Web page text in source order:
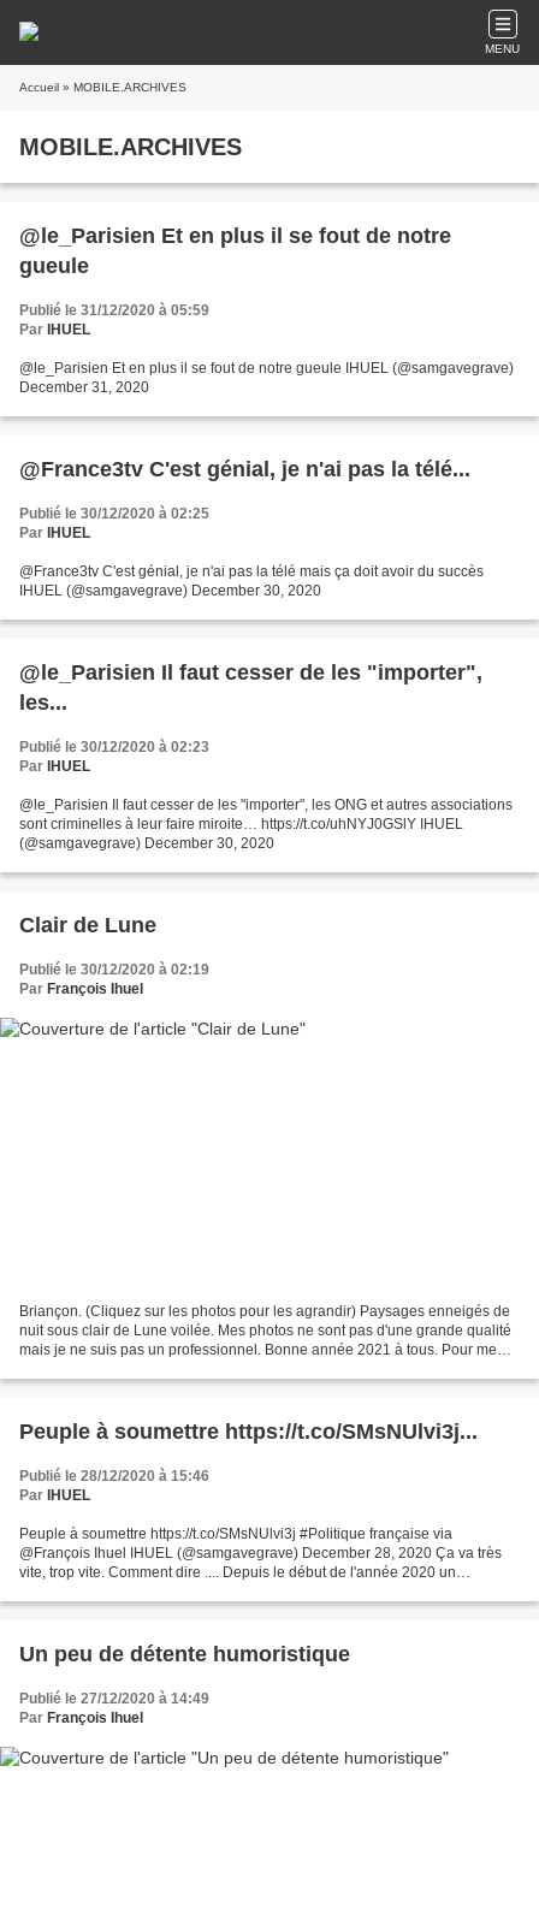
MENU
Accueil » MOBILE.ARCHIVES
MOBILE.ARCHIVES
@le_Parisien Et en plus il se fout de notre
gueule
Publié le 31/12/2020 à 05:59
Par IHUEL
@le_Parisien Et en plus il se fout de notre gueule IHUEL (@samgavegrave)
December 31, 2020
@France3tv C'est génial, je n'ai pas la télé...
Publié le 30/12/2020 à 02:25
Par IHUEL
@France3tv C'est génial, je n'ai pas la télé mais ça doit avoir du succès
IHUEL (@samgavegrave) December 30, 2020
@le_Parisien Il faut cesser de les "importer",
les...
Publié le 30/12/2020 à 02:23
Par IHUEL
@le_Parisien Il faut cesser de les "importer", les ONG et autres associations
sont criminelles à leur faire miroite… https://t.co/uhNYJ0GSlY IHUEL
(@samgavegrave) December 30, 2020
Clair de Lune
Publié le 30/12/2020 à 02:19
Par François Ihuel
Briançon. (Cliquez sur les photos pour les agrandir) Paysages enneigés de
nuit sous clair de Lune voilée. Mes photos ne sont pas d'une grande qualité
mais je ne suis pas un professionnel. Bonne année 2021 à tous. Pour me
Peuple à soumettre https://t.co/SMsNUlvi3j...
Publié le 28/12/2020 à 15:46
Par IHUEL
Peuple à soumettre https://t.co/SMsNUlvi3j #Politique française via
@François Ihuel IHUEL (@samgavegrave) December 28, 2020 Ça va très
vite, trop vite. Comment dire .... Depuis le début de l'année 2020 un
Un peu de détente humoristique
Publié le 27/12/2020 à 14:49
Par François Ihuel